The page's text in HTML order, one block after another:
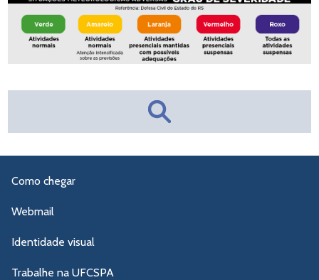
Como chegar
Webmail
Identidade visual
Trabalhe na UFCSPA